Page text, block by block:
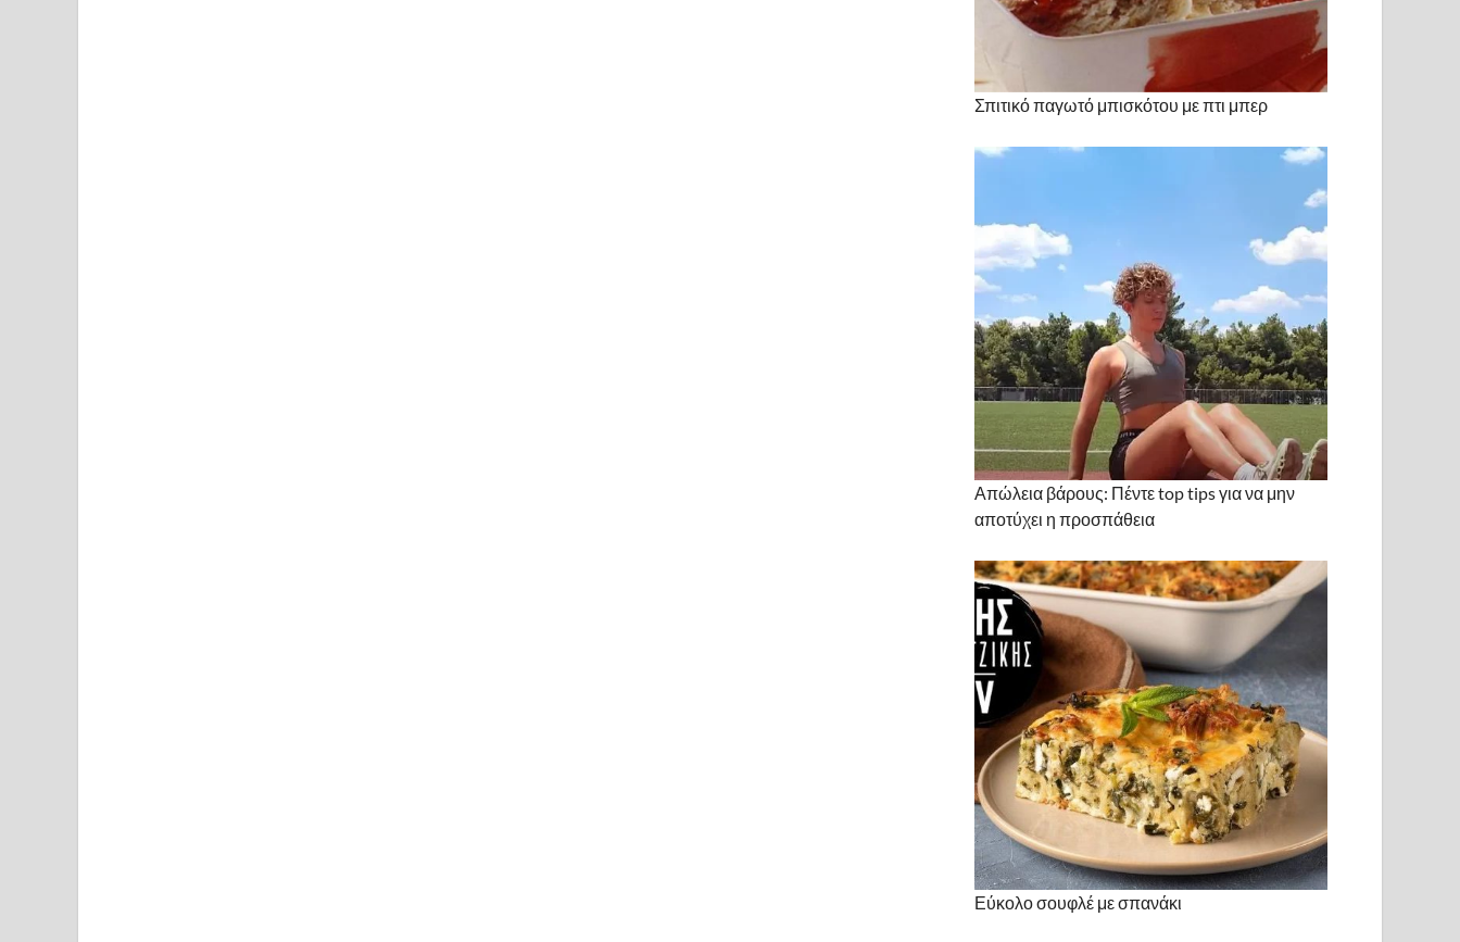
Σπιτικό παγωτό μπισκότου με πτι μπερ
Απώλεια βάρους: Πέντε top tips για να μην
αποτύχει η προσπάθεια
Εύκολο σουφλέ με σπανάκι